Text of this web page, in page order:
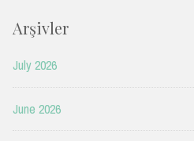
Arşivler
July 2026
June 2026